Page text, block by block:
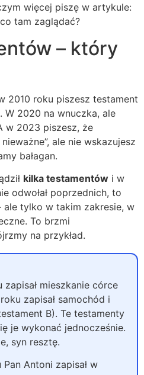
więcej piszę w artykule:
tam zaglądać?
– który
2010 roku piszesz testament
W 2020 na wnuczka, ale
w 2023 piszesz, że
ale nie wskazujesz
bałagan.
kilka testamentów i w
odwołał poprzednich, to
ale tylko w takim zakresie, w
To brzmi
na przykład.
mieszkanie córce
zapisał samochód i
B). Te testamenty
je wykonać jednocześnie.
syn resztę.
Antoni zapisał w